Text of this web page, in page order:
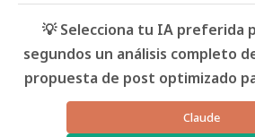
💡 Selecciona tu IA preferida
segundos un análisis completo
propuesta de post optimizado
Claude